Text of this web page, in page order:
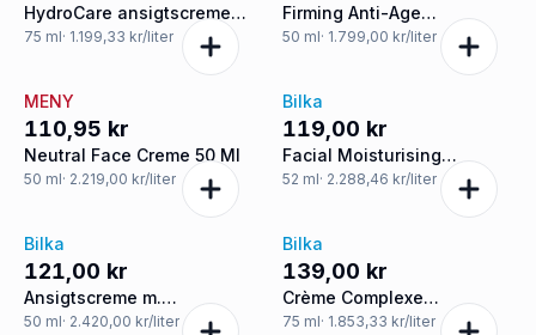
HydroCare ansigtscreme
m. aloe vera
75 ml· 1.199,33 kr/liter
Firming Anti-Age
ansigtscreme m. aloe vera
50 ml· 1.799,00 kr/liter
MENY
110,95 kr
Neutral Face Creme 50 Ml
50 ml· 2.219,00 kr/liter
Bilka
119,00 kr
Facial Moisturising
ansigtscreme
52 ml· 2.288,46 kr/liter
Bilka
121,00 kr
Ansigtscreme m.
vandmelon
50 ml· 2.420,00 kr/liter
Bilka
139,00 kr
Crème Complexe
Hydratante ansigtscreme
75 ml· 1.853,33 kr/liter